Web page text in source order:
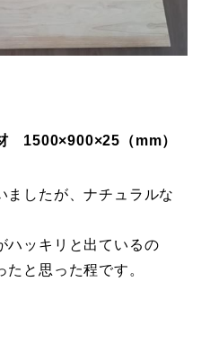
1500×900×25（mm）
ましたが、ナチュラルな
ハッキリと出ているの
と思った程です。